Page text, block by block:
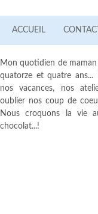
ACCUEIL
Mon quotidien de
quatorze et quatre ans...
nos vacances, nos
oublier nos coup de
Nous croquons la vie
chocolat...!